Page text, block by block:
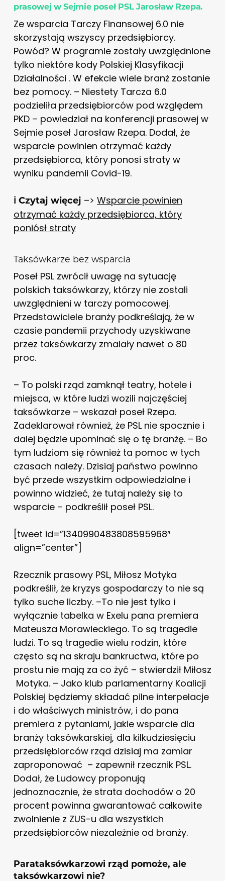
prasowej w Sejmie poseł PSL Jarosław Rzepa.
Ze wsparcia Tarczy Finansowej 6.0 nie
skorzystają wszyscy przedsiębiorcy.
Powód? W programie zostały uwzględnione
tylko niektóre kody Polskiej Klasyfikacji
Działalności . W efekcie wiele branż zostanie
bez pomocy. – Niestety Tarcza 6.0
podzieliła przedsiębiorców pod względem
PKD – powiedział na konferencji prasowej w
Sejmie poseł Jarosław Rzepa. Dodał, że
wsparcie powinien otrzymać każdy
przedsiębiorca, który ponosi straty w
wyniku pandemii Covid-19.
ℹ️ Czytaj więcej –> Wsparcie powinien
otrzymać każdy przedsiębiorca, który
poniósł straty
Taksówkarze bez wsparcia
Poseł PSL zwrócił uwagę na sytuację
polskich taksówkarzy, którzy nie zostali
uwzględnieni w tarczy pomocowej.
Przedstawiciele branży podkreślają, że w
czasie pandemii przychody uzyskiwane
przez taksówkarzy zmalały nawet o 80
proc.
– To polski rząd zamknął teatry, hotele i
miejsca, w które ludzi wozili najczęściej
taksówkarze – wskazał poseł Rzepa.
Zadeklarował również, że PSL nie spocznie i
dalej będzie upominać się o tę branżę. – Bo
tym ludziom się również ta pomoc w tych
czasach należy. Dzisiaj państwo powinno
być przede wszystkim odpowiedzialne i
powinno widzieć, że tutaj należy się to
wsparcie – podkreślił poseł PSL.
[tweet id=”1340990483808595968″
align=”center”]
Rzecznik prasowy PSL, Miłosz Motyka
podkreślił, że kryzys gospodarczy to nie są
tylko suche liczby. –To nie jest tylko i
wyłącznie tabelka w Exelu pana premiera
Mateusza Morawieckiego. To są tragedie
ludzi. To są tragedie wielu rodzin, które
często są na skraju bankructwa, które po
prostu nie mają za co żyć – stwierdził Miłosz
Motyka. – Jako klub parlamentarny Koalicji
Polskiej będziemy składać pilne interpelacje
i do właściwych ministrów, i do pana
premiera z pytaniami, jakie wsparcie dla
branży taksówkarskiej, dla kilkudziesięciu
przedsiębiorców rząd dzisiaj ma zamiar
zaproponować – zapewnił rzecznik PSL.
Dodał, że Ludowcy proponują
jednoznacznie, że strata dochodów o 20
procent powinna gwarantować całkowite
zwolnienie z ZUS-u dla wszystkich
przedsiębiorców niezależnie od branży.
Parataksówkarzowi rząd pomoże, ale
taksówkarzowi nie?